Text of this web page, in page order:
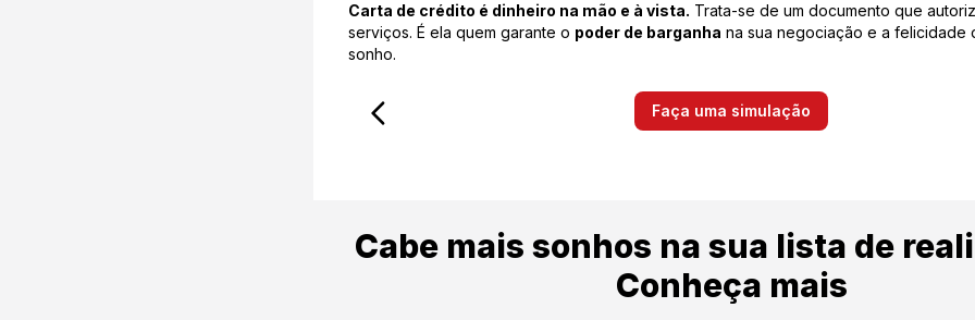
Carta de crédito é dinheiro na mão e à vista. Trata-se de um documento que
serviços. É ela quem garante o poder de barganha na sua negociação e a felicidade
sonho.
Faça uma simulação
Cabe mais sonhos na sua lista de
Conheça mais